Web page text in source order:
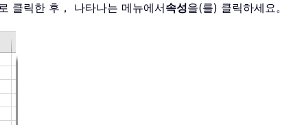
클릭한 후， 나타나는 메뉴에서속성을(를) 클릭하세요。